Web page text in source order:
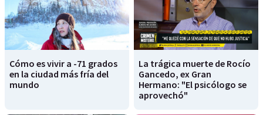
Cómo es vivir a -71 grados
en la ciudad más fría del
mundo
La trágica muerte de Rocío
Gancedo, ex Gran
Hermano: "El psicólogo se
aprovechó"